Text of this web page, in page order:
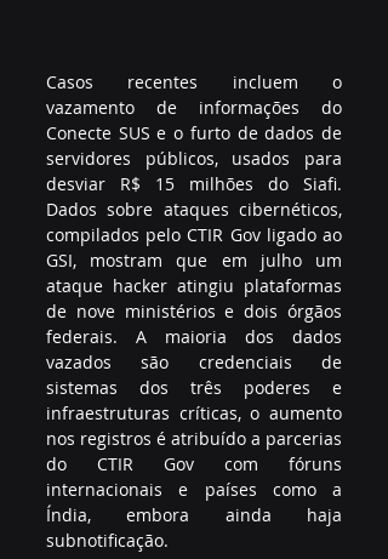
Casos recentes incluem o
vazamento de informações do
Conecte SUS e o furto de dados de
servidores públicos, usados para
desviar R$ 15 milhões do Siafi.
Dados sobre ataques cibernéticos,
compilados pelo CTIR Gov ligado ao
GSI, mostram que em julho um
ataque hacker atingiu plataformas
de nove ministérios e dois órgãos
federais. A maioria dos dados
vazados são credenciais de
sistemas dos três poderes e
infraestruturas críticas, o aumento
nos registros é atribuído a parcerias
do CTIR Gov com fóruns
internacionais e países como a
Índia, embora ainda haja
subnotificação.